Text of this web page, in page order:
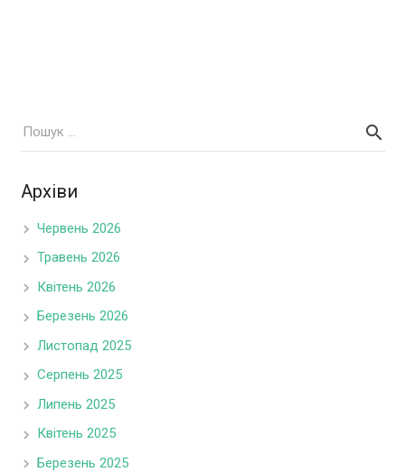
Архіви
Червень 2026
Травень 2026
Квітень 2026
Березень 2026
Листопад 2025
Серпень 2025
Липень 2025
Квітень 2025
Березень 2025